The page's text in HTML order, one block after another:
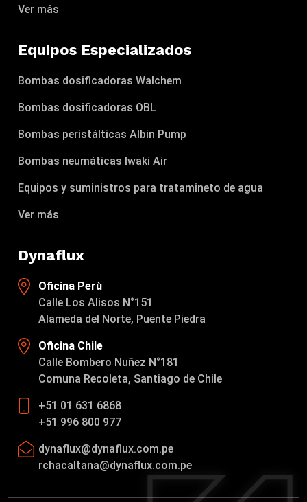
Ver más
Equipos Especializados
Bombas dosificadoras Walchem
Bombas dosificadoras OBL
Bombas peristálticas Albin Pump
Bombas neumáticas Iwaki Air
Equipos y suministros para tratamineto de agua
Ver más
Dynaflux
Oficina Perù
Calle Los Alisos N°151
Alameda del Norte, Puente Piedra
Oficina Chile
Calle Bombero Nuñez N°181
Comuna Recoleta, Santiago de Chile
+51 01 631 6868
+51 996 800 977
dynaflux@dynaflux.com.pe
rchacaltana@dynaflux.com.pe